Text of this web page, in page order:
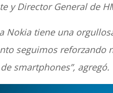
y Director General de
Nokia tiene una
seguimos reforzando
smartphones”, agregó.